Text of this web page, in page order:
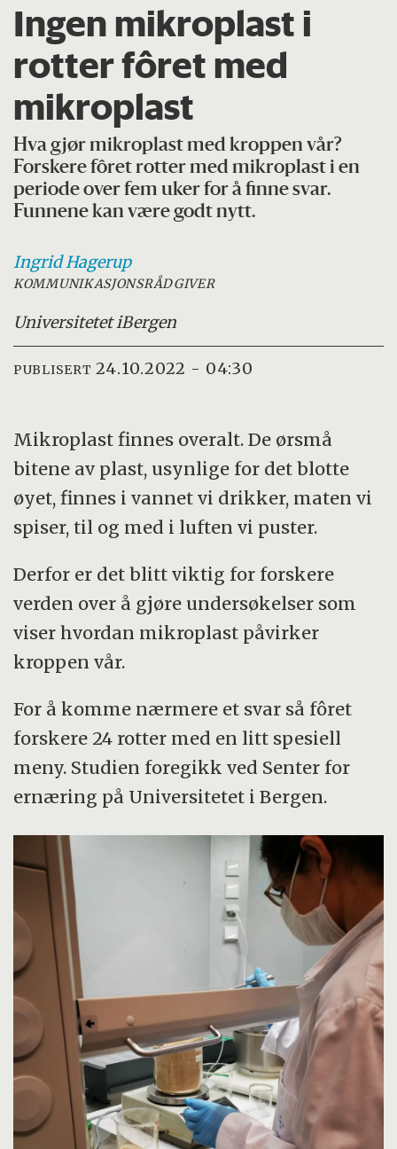
Ingen mikroplast i
rotter fôret med
mikroplast
Hva gjør mikroplast med kroppen vår?
Forskere fôret rotter med mikroplast i en
periode over fem uker for å finne svar.
Funnene kan være godt nytt.
IngridHagerup
KOMMUNIKASJONSRÅDGIVER
Universitetet iBergen
PUBLISERT 24.10.2022 - 04:30
Mikroplast finnes overalt. De ørsmå
bitene av plast, usynlige for det blotte
øyet, finnes i vannet vi drikker, maten vi
spiser, til og med i luften vi puster.
Derfor er det blitt viktig for forskere
verden over å gjøre undersøkelser som
viser hvordan mikroplast påvirker
kroppen vår.
For å komme nærmere et svar så fôret
forskere 24 rotter med en litt spesiell
meny. Studien foregikk ved Senter for
ernæring på Universitetet i Bergen.